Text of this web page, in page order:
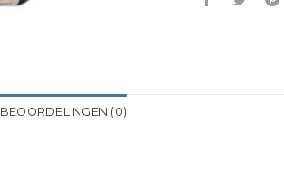
BEOORDELINGEN (0)